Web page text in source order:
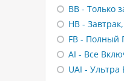
BB - Только
HB -
FB - Полный
AI - Все
UAI -